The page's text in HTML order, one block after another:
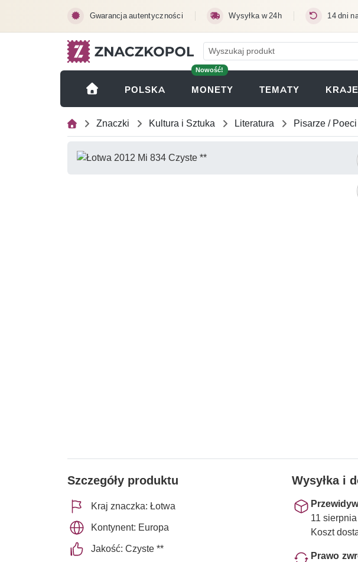
Gwarancja autentyczności Wysyłka w 24h 14 dni
POLSKA
Nowość!
MONETY (OTWIERA SIĘ W NOWEJ
TEMATY KRAJE
Znaczki Kultura i Sztuka Literatura Pisarze / Poeci
Szczegóły produktu
Kraj znaczka: Łotwa
Kontynent: Europa
Jakość: Czyste **
Wysyłka i
11
Koszt
Prawo